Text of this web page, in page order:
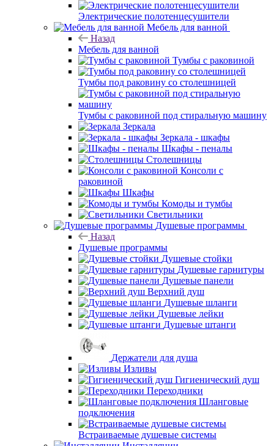
Электрические полотенцесушители
Мебель для ванной
Назад
Мебель для ванной
Тумбы с раковиной
Тумбы под раковину со столешницей
Тумбы с раковиной под стиральную машину
Зеркала
Зеркала - шкафы
Шкафы - пеналы
Столешницы
Консоли с
раковиной
Шкафы
Комоды и тумбы
Светильники
Душевые программы
Назад
Душевые программы
Душевые стойки
Душевые гарнитуры
Душевые панели
Верхний душ
Душевые шланги
Душевые лейки
Душевые штанги
Держатели для душа
Изливы
Гигиенический душ
Переходники
Шланговые
подключения
Встраиваемые душевые системы